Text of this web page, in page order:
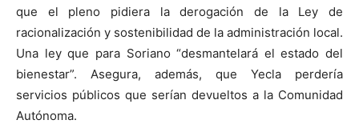
que el pleno pidiera la derogación de la Ley de
racionalización y sostenibilidad de la administración local.
Una ley que para Soriano “desmantelará el estado del
bienestar”. Asegura, además, que Yecla perdería
servicios públicos que serían devueltos a la Comunidad
Autónoma.